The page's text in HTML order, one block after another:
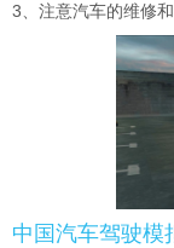
3、注意汽车的维修
中国汽车驾驶模